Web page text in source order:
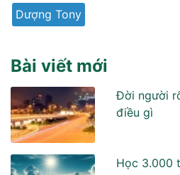
Dượng Tony
Bài viết mới
Đời người
điều gì
Học 3.000